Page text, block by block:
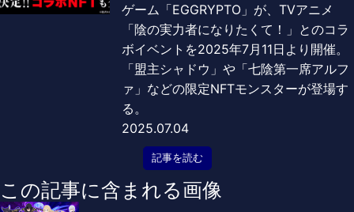
ゲーム「EGGRYPTO」が、TVアニメ
「陰の実力者になりたくて！」とのコラ
ボイベントを2025年7月11日より開催。
「盟主シャドウ」や「七陰第一席アルフ
ァ」などの限定NFTモンスターが登場す
る。
2025.07.04
記事を読む
この記事に含まれる画像